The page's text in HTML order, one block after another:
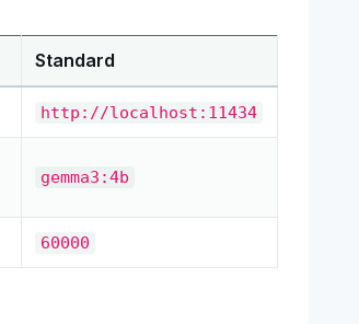
Standard
http://localhost:11434
gemma3:4b
60000